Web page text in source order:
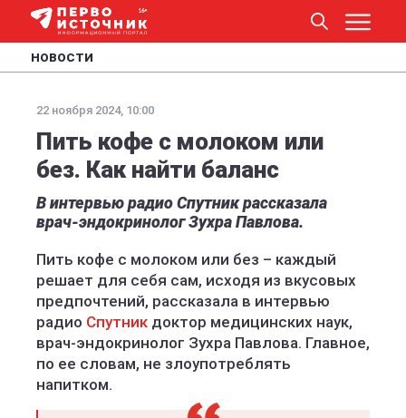
НОВОСТИ
22 ноября 2024, 10:00
Пить кофе с молоком или
без. Как найти баланс
В интервью радио Спутник рассказала
врач-эндокринолог Зухра Павлова.
Пить кофе с молоком или без – каждый
решает для себя сам, исходя из вкусовых
предпочтений, рассказала в интервью
радио Спутник доктор медицинских наук,
врач-эндокринолог Зухра Павлова. Главное,
по ее словам, не злоупотреблять
напитком.